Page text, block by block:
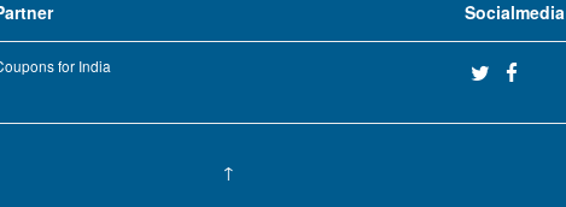
for India
Socialmedia
↑